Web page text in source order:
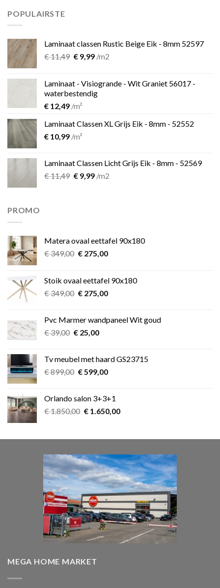
POPULAIRSTE
Laminaat classen Rustic Beige Eik - 8mm 52597
€11,49 Oorspronkelijke
€ 11,49.
€9,99Huidige
€ 9,99.
/m2
Laminaat - Visiogrande - Wit Graniet 56017 -
waterbestendig
€ 12,49 /m²
Laminaat Classen XL Grijs Eik - 8mm - 52552
€ 10,99 /m²
Laminaat Classen Licht Grijs Eik - 8mm - 52569
€11,49 Oorspronkelijke
€9,99Huidige
/m2
PROMO
Matera ovaal eettafel 90x180
€349,00 Oorspronkelijke
€ 349,00.
€275,00Huidige
€ 275,00.
Stoik ovaal eettafel 90x180
€349,00 Oorspronkelijke
€ 349,00.
€275,00Huidige
€ 275,00.
Pvc Marmer wandpaneel Wit goud
€39,00 Oorspronkelijke
€ 39,00.
€25,00Huidige
€ 25,00.
Tv meubel met haard GS23715
€899,00 Oorspronkelijke
€ 899,00.
€599,00Huidige
€ 599,00.
Orlando salon 3+3+1
€1.850,00 Oorspronkelijke
€ 1.850,00.
€1.650,00Huidige
€ 1.650,00.
MEGA HOME MARKET